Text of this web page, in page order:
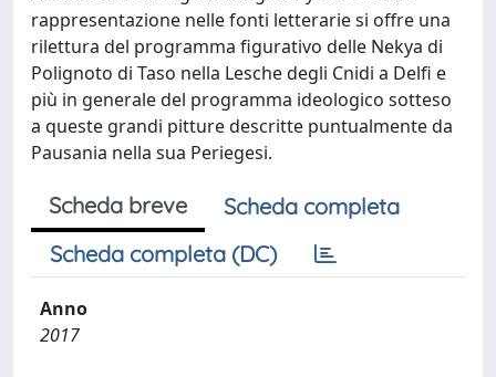
rappresentazione nelle fonti letterarie si offre una
rilettura del programma figurativo delle Nekya di
Polignoto di Taso nella Lesche degli Cnidi a Delfi e
più in generale del programma ideologico sotteso
a queste grandi pitture descritte puntualmente da
Pausania nella sua Periegesi.
Scheda breve
Scheda completa
Scheda completa (DC)
Anno
2017